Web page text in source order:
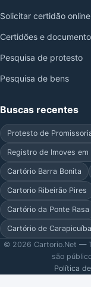
Solicitar certidão online
Certidões e
Pesquisa de protesto
Pesquisa de bens
Buscas recentes
Protesto de
Registro de Imoves
Cartório Barra Bonita
Cartorio Ribeirão Pires
Cartório da Ponte Rasa
Cartório de Carapicuíba
© 2026 Cartorio.Net —
são
Política